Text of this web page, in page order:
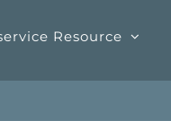
Resource